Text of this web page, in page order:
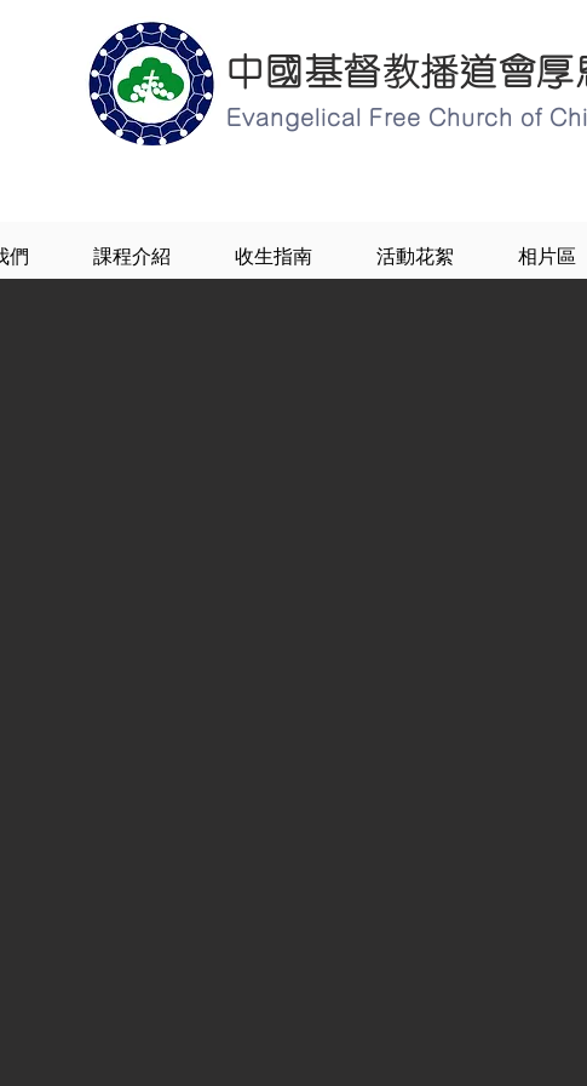
中國基督教播道會
Evangelical Free Church of
們 課程介紹 收生指南 活動花絮 相片區